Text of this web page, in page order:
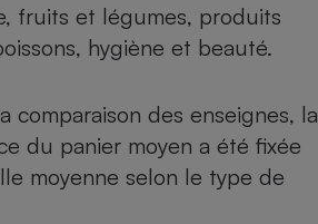
fruits et légumes, produits
hygiène et beauté.
comparaison des enseignes, la
du panier moyen a été fixée
moyenne selon le type de